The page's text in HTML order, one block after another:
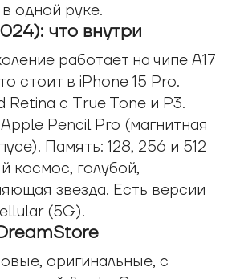
одной руке.
что внутри
работает на чипе A17
стоит в iPhone 15 Pro.
Retina с True Tone и P3.
Pencil Pro (магнитная
Память: 128, 256 и 512
космос, голубой,
звезда. Есть версии
(5G).
оригинальные, с